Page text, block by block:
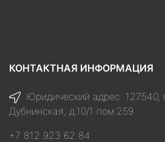
КОНТАКТНАЯ ИНФОРМАЦИЯ
Юридический адрес: 127540,
Дубнинская, д.10/1 пом.259
+7 812 923 62 84